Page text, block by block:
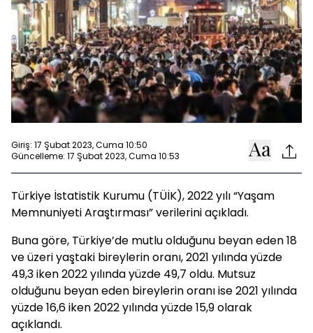
Giriş: 17 Şubat 2023, Cuma 10:50
Güncelleme: 17 Şubat 2023, Cuma 10:53
Türkiye İstatistik Kurumu (TÜİK), 2022 yılı “Yaşam
Memnuniyeti Araştırması” verilerini açıkladı.
Buna göre, Türkiye’de mutlu olduğunu beyan eden 18
ve üzeri yaştaki bireylerin oranı, 2021 yılında yüzde
49,3 iken 2022 yılında yüzde 49,7 oldu. Mutsuz
olduğunu beyan eden bireylerin oranı ise 2021 yılında
yüzde 16,6 iken 2022 yılında yüzde 15,9 olarak
açıklandı.